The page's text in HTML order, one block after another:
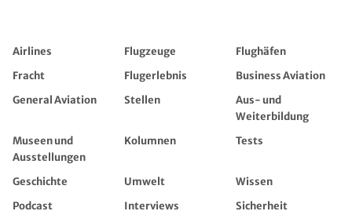
Airlines Flugzeuge
Flughäfen
Fracht
Flugerlebnis
Business Aviation
General Aviation
Stellen
Aus- und
Weiterbildung
Museen und
Ausstellungen
Kolumnen Tests
Geschichte Umwelt
Wissen
Podcast
Interviews
Sicherheit